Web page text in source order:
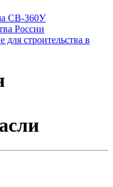
СВ-360У
России
для строительства в